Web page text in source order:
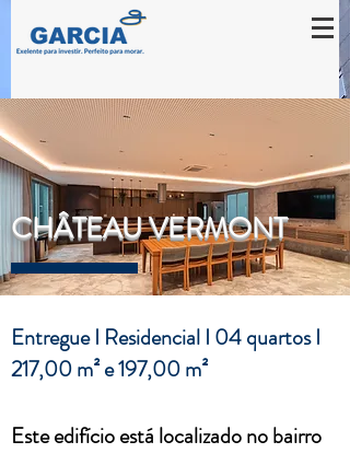
CHÂTEAU VERMONT
Entregue I Residencial I 04 quartos I
217,00 m² e 197,00 m²
Este edifício está localizado no bairro